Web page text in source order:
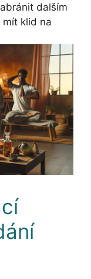
dalším
klid na